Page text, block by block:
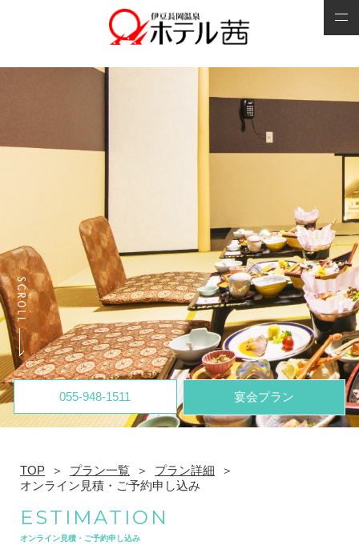
055-948-1511 宴会プラン
TOP プラン一覧
プラン詳細
オンライン見積・ご予約申し込み
ESTIMATION
オンライン見積・ご予約申し込み